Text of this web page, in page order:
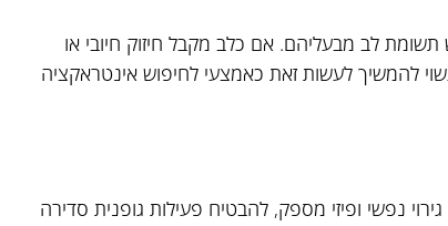
לב מבעליהם. אם כלב מקבל חיזוק חיובי או
להמשיך לעשות זאת כאמצעי לחיפוש אינטראקציה
נפשי ופיזי מספק, להבטיח פעילות גופנית סדירה